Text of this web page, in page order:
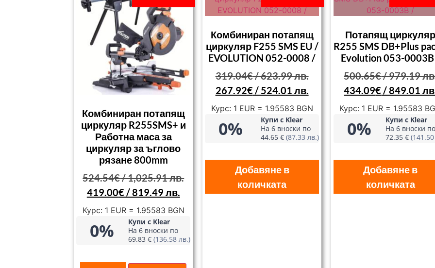
Комбиниран потапящ
циркуляр R255SMS+ и
Работна маса за
циркуляр за ъглово
рязане 800mm
524.54€/ 1,025.91 лв.
419.00€/ 819.49 лв.
Курс: 1 EUR = 1.95583 BGN
0%
Купи с Klear
На 6 вноски по
69.83 €(136.58 лв.)
Комбиниран потапящ
циркуляр F255 SMS EU /
EVOLUTION 052-0008 /
319.04€/ 623.99 лв.
267.92€/ 524.01 лв.
Курс: 1 EUR = 1.95583 BGN
0%
Купи с Klear
На 6 вноски по
44.65 € (87.33 лв.)
Добавяне в
количката
Потапящ
R255 SMS DB+Plus
Evolution 053-
500.65€/ 979.19
434.09€ / 849.01
Курс: 1 EUR = 1.95583
0%
Купи с Klear
На 6 вноски по
72.35 €
Добавяне в
количката